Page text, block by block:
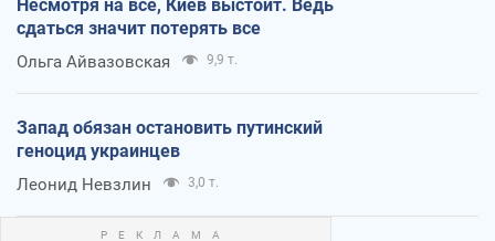
Несмотря на все, Киев выстоит. Ведь
сдаться значит потерять все
Ольга Айвазовская 9,9 т.
Запад обязан остановить путинский
геноцид украинцев
Леонид Невзлин 3,0 т.